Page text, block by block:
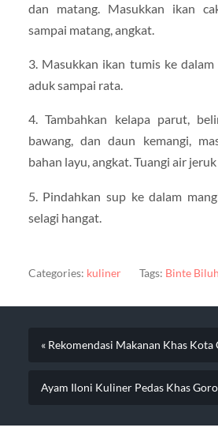
dan matang. Masukkan ikan
sampai matang, angkat.
3. Masukkan ikan tumis ke
aduk sampai rata.
4. Tambahkan kelapa parut,
bawang, dan daun kemangi,
bahan layu, angkat. Tuangi air
5. Pindahkan sup ke dalam
selagi hangat.
Categories: kuliner Tags: Binte
« Rekomendasi Makanan Khas Kota
Ayam Iloni Kuliner Pedas Khas